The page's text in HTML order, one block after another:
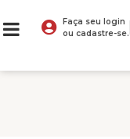
Faça seu login
ou cadastre-se.